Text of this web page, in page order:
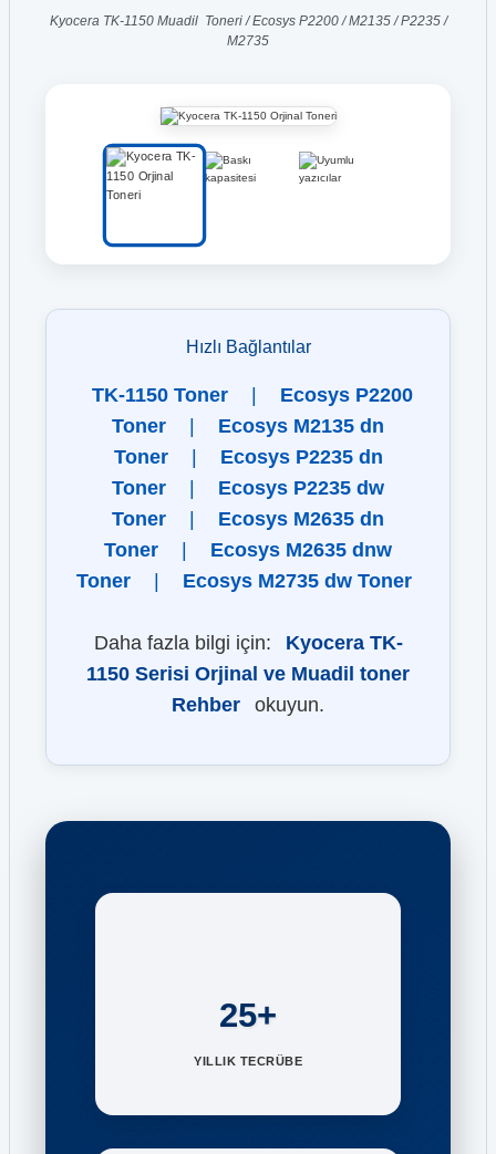
Kyocera TK-1150 Muadil Toneri / Ecosys P2200 / M2135 / P2235 /
M2735
Hızlı Bağlantılar
TK-1150 Toner
Ecosys P2200
Toner
Ecosys M2135 dn
Toner
Ecosys P2235 dn
Toner
Ecosys P2235 dw
Toner
Ecosys M2635 dn
Toner
Ecosys M2635 dnw
Toner
Ecosys M2735 dw Toner
Daha fazla bilgi için:
Kyocera TK-
1150 Serisi Orjinal ve Muadil toner
Rehber
okuyun.
25+
YILLIK TECRÜBE